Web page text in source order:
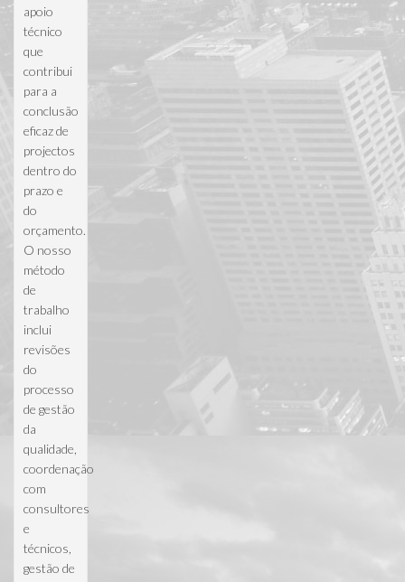
apoio
técnico
que
contribui
para a
conclusão
eficaz de
projectos
dentro do
prazo e
do
orçamento.
O nosso
método
de
trabalho
inclui
revisões
do
processo
de gestão
da
qualidade,
coordenação
com
consultores
e
técnicos,
gestão de